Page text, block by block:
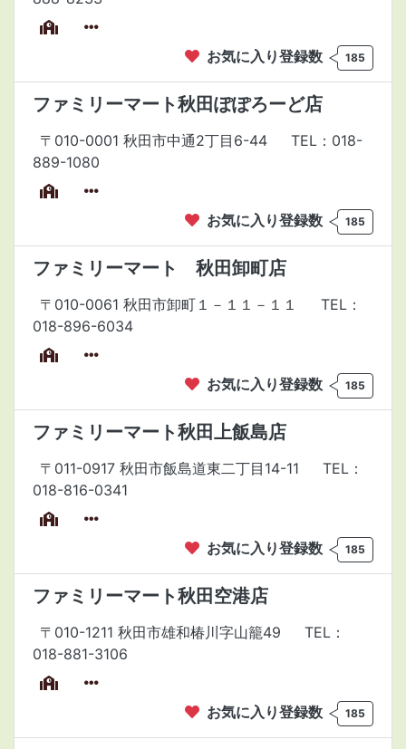
お気に入り登録数 185
ファミリーマート秋田ぽぽろーど店
〒010-0001 秋田市中通2丁目6-44
TEL：018-
889-1080
お気に入り登録数 185
ファミリーマート 秋田卸町店
〒010-0061 秋田市卸町１－１１－１１
TEL：
018-896-6034
お気に入り登録数 185
ファミリーマート秋田上飯島店
〒011-0917 秋田市飯島道東二丁目14-11
TEL：
018-816-0341
お気に入り登録数 185
ファミリーマート秋田空港店
〒010-1211 秋田市雄和椿川字山籠49
TEL：
018-881-3106
お気に入り登録数 185